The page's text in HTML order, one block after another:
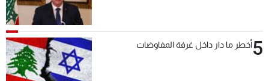
5أخطر ما دار داخل غرفة المفاوضات